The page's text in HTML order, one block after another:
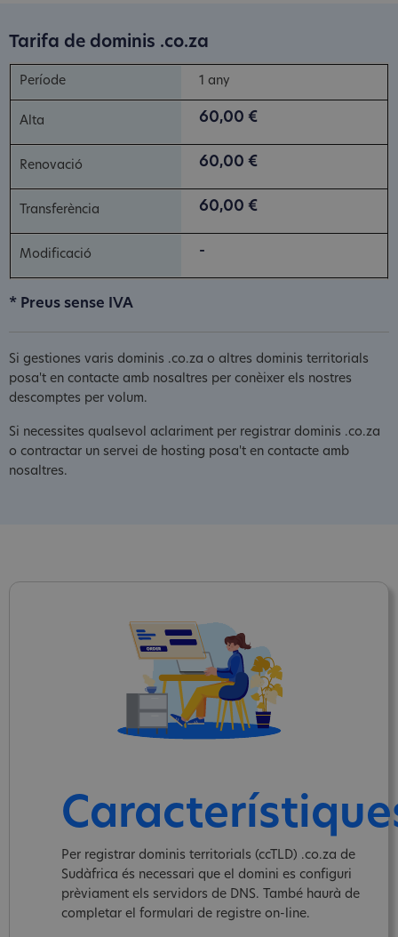
Tarifa de dominis .co.za
1 any
60,00 €
60,00 €
60,00 €
-
* Preus sense IVA
Si gestiones varis dominis .co.za o altres dominis territorials
posa't en contacte amb nosaltres per conèixer els nostres
descomptes per volum.
Si necessites qualsevol aclariment per registrar dominis .co.za
o contractar un servei de hosting posa't en contacte amb
nosaltres.
Per registrar dominis territorials (ccTLD) .co.za de
Sudàfrica és necessari que el domini es configuri
prèviament els servidors de DNS. També haurà de
completar el formulari de registre on-line.